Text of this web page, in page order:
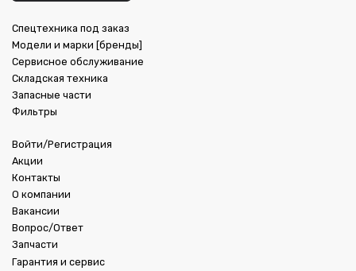
Спецтехника под заказ
Модели и марки [бренды]
Сервисное обслуживание
Складская техника
Запасные части
Фильтры
Войти/Регистрация
Акции
Контакты
О компании
Вакансии
Вопрос/Ответ
Запчасти
Гарантия и сервис